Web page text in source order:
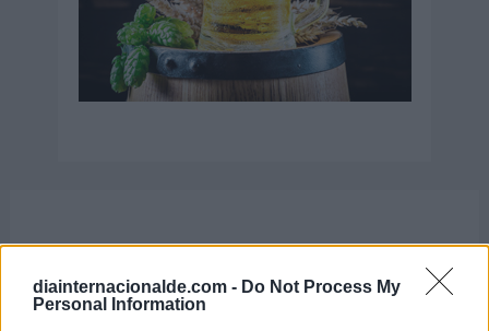
diainternacionalde.com - Do Not Process My
Personal Information